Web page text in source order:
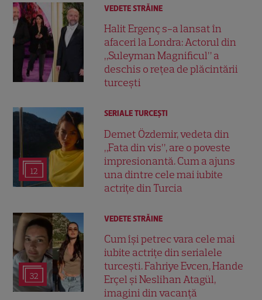
VEDETE STRĂINE
Halit Ergenç s-a lansat în
afaceri la Londra: Actorul din
„Suleyman Magnificul” a
deschis o rețea de plăcintării
turcești
12
SERIALE TURCEŞTI
Demet Özdemir, vedeta din
„Fata din vis”, are o poveste
impresionantă. Cum a ajuns
una dintre cele mai iubite
actrițe din Turcia
32
VEDETE STRĂINE
Cum își petrec vara cele mai
iubite actrițe din serialele
turcești. Fahriye Evcen, Hande
Erçel și Neslihan Atagül,
imagini din vacanță